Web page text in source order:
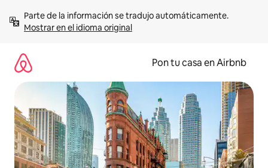
contenidoMostrar en el idioma original
Pon tu casa en Airbnb